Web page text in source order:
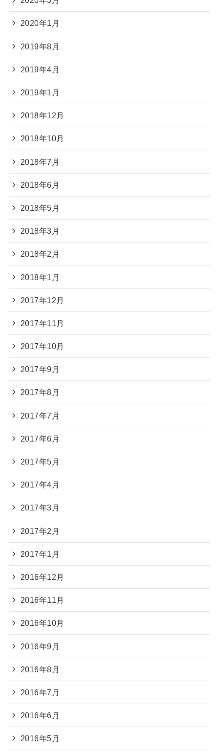
2020年1月
2019年8月
2019年4月
2019年1月
2018年12月
2018年10月
2018年7月
2018年6月
2018年5月
2018年3月
2018年2月
2018年1月
2017年12月
2017年11月
2017年10月
2017年9月
2017年8月
2017年7月
2017年6月
2017年5月
2017年4月
2017年3月
2017年2月
2017年1月
2016年12月
2016年11月
2016年10月
2016年9月
2016年8月
2016年7月
2016年6月
2016年5月